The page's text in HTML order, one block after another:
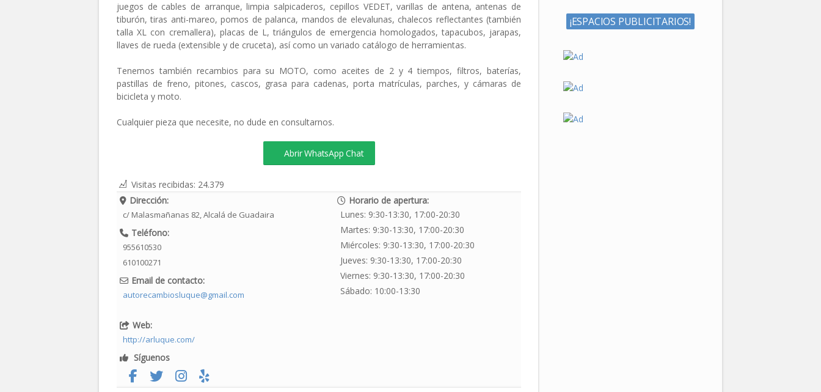
juegos de cables de arranque, limpia salpicaderos, cepillos VEDET, varillas de antena, antenas de
tiburón, tiras anti-mareo, pomos de palanca, mandos de elevalunas, chalecos reflectantes (también
talla XL con cremallera), placas de L, triángulos de emergencia homologados, tapacubos, jarapas,
llaves de rueda (extensible y de cruceta), así como un variado catálogo de herramientas.
Tenemos también recambios para su MOTO, como aceites de 2 y 4 tiempos, filtros, baterías,
pastillas de freno, pitones, cascos, grasa para cadenas, porta matrículas, parches, y cámaras de
bicicleta y moto.
Cualquier pieza que necesite, no dude en consultarnos.
Abrir WhatsApp Chat
Visitas recibidas: 24.379
Dirección:
c/ Malasmañanas 82,Alcalá de Guadaira
Teléfono:
955610530
610100271
Email de contacto:
autorecambiosluque@gmail.com
Web:
http://arluque.com/
Síguenos
Horario de apertura:
Lunes: 9:30-13:30, 17:00-20:30
Martes: 9:30-13:30, 17:00-20:30
Miércoles: 9:30-13:30, 17:00-20:30
Jueves: 9:30-13:30, 17:00-20:30
Viernes: 9:30-13:30, 17:00-20:30
Sábado: 10:00-13:30
¡ESPACIOS PUBLICITARIOS!